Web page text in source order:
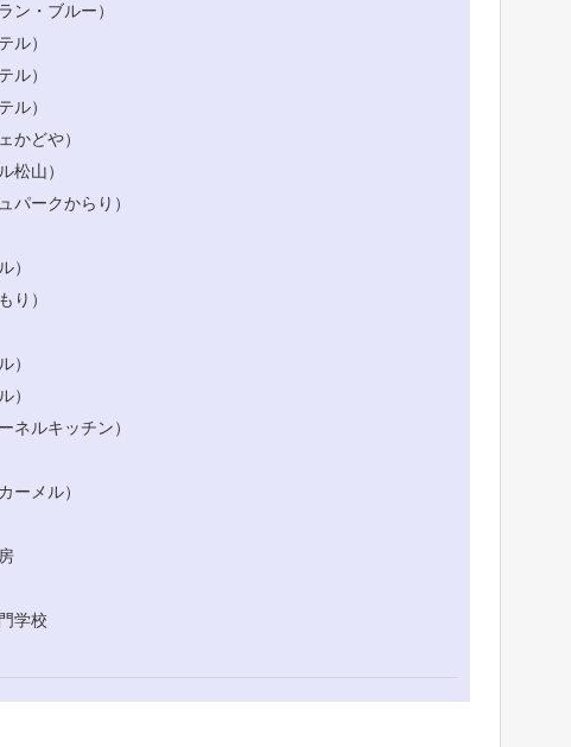
・ブルー）
）
）
）
どや）
山）
ークからり）
）
ルキッチン）
メル）
学校